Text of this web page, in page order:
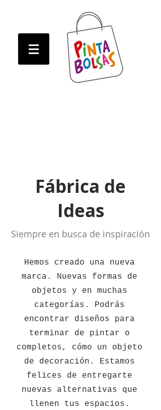
​Fábrica de
Ideas
Siempre en busca de inspiración
​Hemos creado una nueva
marca. Nuevas formas de
objetos y en muchas
categorías. Podrás
encontrar diseños para
terminar de pintar o
completos, cómo un objeto
de decoración. Estamos
felices de entregarte
nuevas alternativas que
llenen tus espacios.